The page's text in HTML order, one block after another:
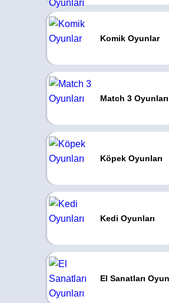
Komik Oyunlar
Match 3 Oyunları
Köpek Oyunları
Kedi Oyunları
El Sanatları